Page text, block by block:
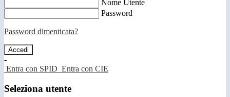
Nome Utente
Password
Password dimenticata?
-
Entra con SPID Entra con CIE
Seleziona utente